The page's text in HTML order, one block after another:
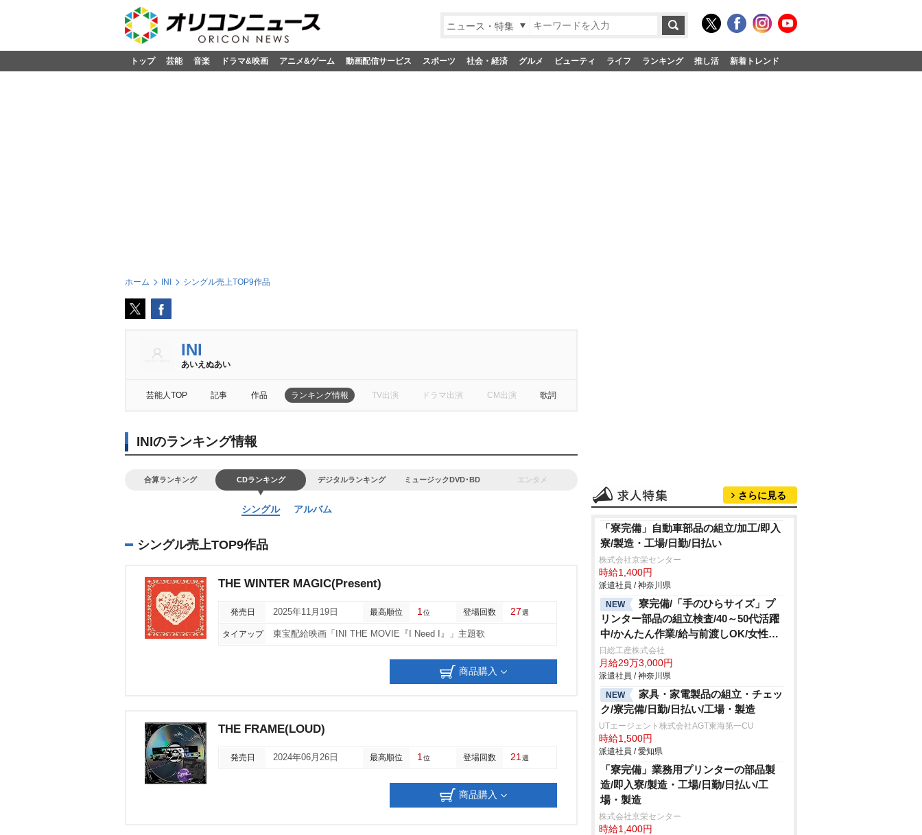
ニュース・特集
トップ 芸能 音楽 ドラマ&映画 アニメ&ゲーム 動画配信サービス スポーツ 社会・経済 グルメ ビューティ ライフ ランキング 推し活 新着トレンド
ホーム INI シングル売上TOP9作品
INI
あいえぬあい
芸能人TOP 記事 作品 ランキング情報 TV出演 ドラマ出演 CM出演 歌詞
INIのランキング情報
合算ランキング CDランキング デジタルランキング ミュージックDVD･BD エンタメ
シングル アルバム
シングル売上TOP9作品
THE WINTER MAGIC(Present)
発売日 2025年11月19日 最高順位 1 位 登場回数 27週
タイアップ 東宝配給映画「INI THE MOVIE『I Need I』」主題歌
商品購入
THE FRAME(LOUD)
発売日 2024年06月26日 最高順位 1 位 登場回数 21 週
商品購入
さらに見る
「寮完備」自動車部品の組立/加工/即入
寮/製造・工場/日勤/日払い
株式会社京栄センター
時給1,400円
派遣社員 / 神奈川県
NEW
寮完備/「手のひらサイズ」プ
リンター部品の組立検査/40～50代活躍
中/かんたん作業/給与前渡しOK/女性活
躍中
日総工産株式会社
月給29万3,000円
派遣社員 / 神奈川県
NEW
家具・家電製品の組立・チェッ
ク/寮完備/日勤/日払い/工場・製造
UTエージェント株式会社AGT東海第一CU
時給1,500円
派遣社員 / 愛知県
「寮完備」業務用プリンターの部品製
造/即入寮/製造・工場/日勤/日払い/工
場・製造
株式会社京栄センター
時給1,400円